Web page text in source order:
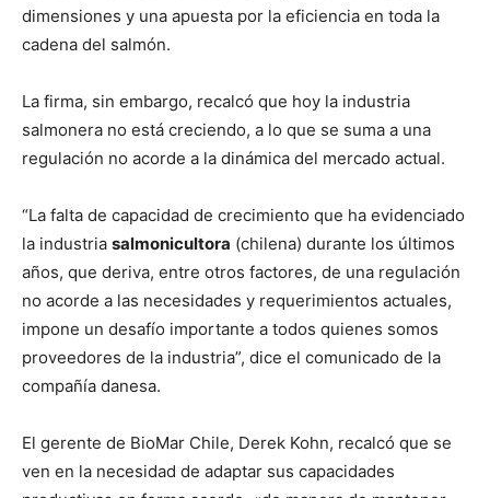
dimensiones y una apuesta por la eficiencia en toda la
cadena del salmón.
La firma, sin embargo, recalcó que hoy la industria
salmonera no está creciendo, a lo que se suma a una
regulación no acorde a la dinámica del mercado actual.
“La falta de capacidad de crecimiento que ha evidenciado
la industria salmonicultora (chilena) durante los últimos
años, que deriva, entre otros factores, de una regulación
no acorde a las necesidades y requerimientos actuales,
impone un desafío importante a todos quienes somos
proveedores de la industria”, dice el comunicado de la
compañía danesa.
El gerente de BioMar Chile, Derek Kohn, recalcó que se
ven en la necesidad de adaptar sus capacidades